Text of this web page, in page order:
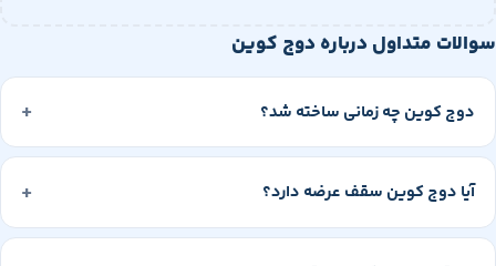
متداول درباره دوج کوین
کوین چه زمانی ساخته شد؟
دوج کوین سقف عرضه دارد؟